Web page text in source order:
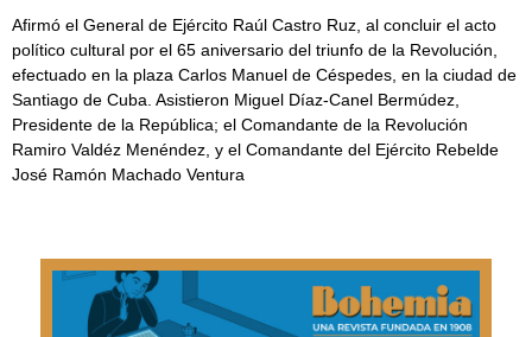
Afirmó el General de Ejército Raúl Castro Ruz, al concluir el acto
político cultural por el 65 aniversario del triunfo de la Revolución,
efectuado en la plaza Carlos Manuel de Céspedes, en la ciudad de
Santiago de Cuba. Asistieron Miguel Díaz-Canel Bermúdez,
Presidente de la República; el Comandante de la Revolución
Ramiro Valdéz Menéndez, y el Comandante del Ejército Rebelde
José Ramón Machado Ventura